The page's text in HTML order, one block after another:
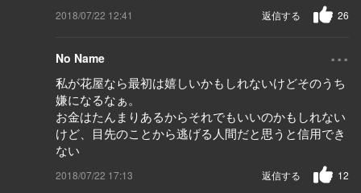
2018/07/22 12:41 26
返信する
No Name ...
私が花屋なら最初は嬉しいかもしれないけどそのうち
嫌になるなぁ。
お金はたんまりあるからそれでもいいのかもしれない
けど、目先のことから逃げる人間だと思うと信用でき
ない
2018/07/22 17:13 12
返信する